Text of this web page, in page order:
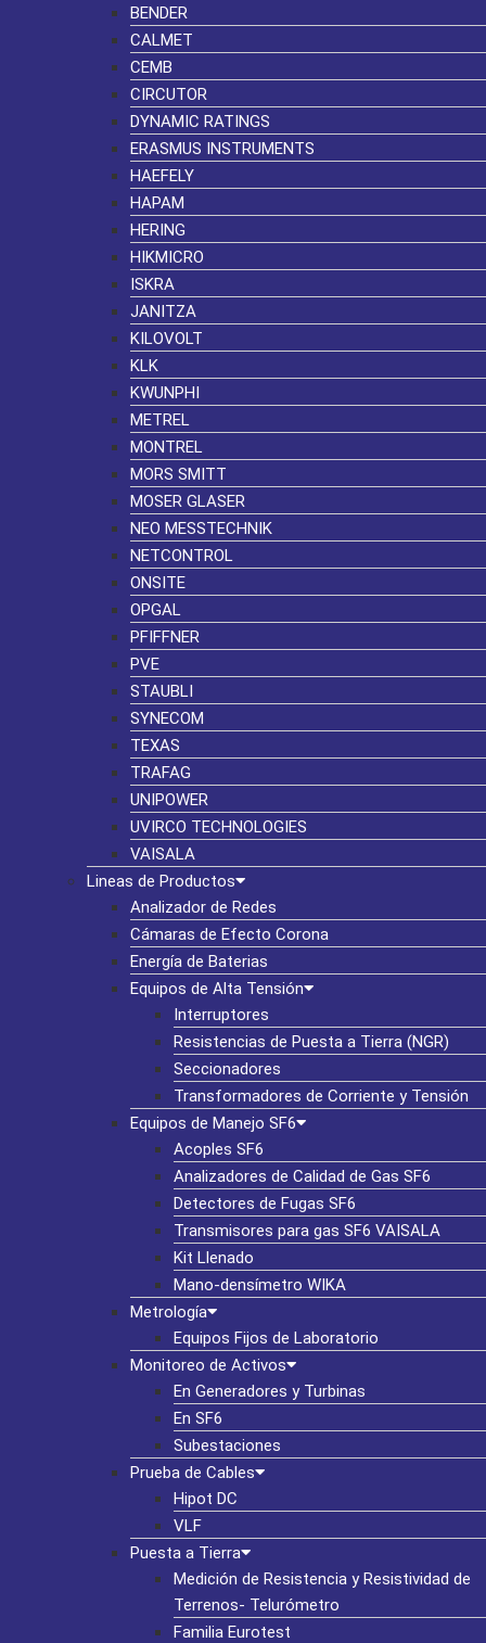
BENDER
CALMET
CEMB
CIRCUTOR
DYNAMIC RATINGS
ERASMUS INSTRUMENTS
HAEFELY
HAPAM
HERING
HIKMICRO
ISKRA
JANITZA
KILOVOLT
KLK
KWUNPHI
METREL
MONTREL
MORS SMITT
MOSER GLASER
NEO MESSTECHNIK
NETCONTROL
ONSITE
OPGAL
PFIFFNER
PVE
STAUBLI
SYNECOM
TEXAS
TRAFAG
UNIPOWER
UVIRCO TECHNOLOGIES
VAISALA
Lineas de Productos
Analizador de Redes
Cámaras de Efecto Corona
Energía de Baterias
Equipos de Alta Tensión
Interruptores
Resistencias de Puesta a Tierra (NGR)
Seccionadores
Transformadores de Corriente y Tensión
Equipos de Manejo SF6
Acoples SF6
Analizadores de Calidad de Gas SF6
Detectores de Fugas SF6
Transmisores para gas SF6 VAISALA
Kit Llenado
Mano-densímetro WIKA
Metrología
Equipos Fijos de Laboratorio
Monitoreo de Activos
En Generadores y Turbinas
En SF6
Subestaciones
Prueba de Cables
Hipot DC
VLF
Puesta a Tierra
Medición de Resistencia y Resistividad de
Terrenos- Telurómetro
Familia Eurotest